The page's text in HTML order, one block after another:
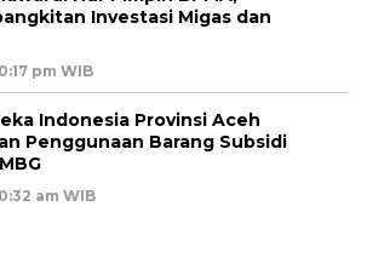
Investasi Migas dan
pm WIB
Indonesia Provinsi Aceh
Penggunaan Barang Subsidi
am WIB